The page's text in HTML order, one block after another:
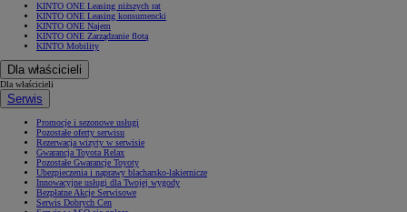
KINTO ONE Leasing niższych rat
KINTO ONE Leasing konsumencki
KINTO ONE Najem
KINTO ONE Zarządzanie flotą
KINTO Mobility
Dla właścicieli
Dla właścicieli
Serwis
Promocje i sezonowe usługi
Pozostałe oferty serwisu
Rezerwacja wizyty w serwisie
Gwarancja Toyota Relax
Pozostałe Gwarancje Toyoty
Ubezpieczenia i naprawy blacharsko-lakiernicze
Innowacyjne usługi dla Twojej wygody
Bezpłatne Akcje Serwisowe
Serwis Dobrych Cen